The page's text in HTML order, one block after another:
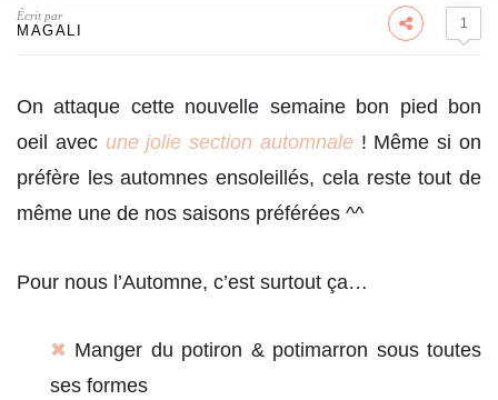
Écrit par
MAGALI 1
On attaque cette nouvelle semaine bon pied bon
oeil avec une jolie section automnale ! Même si on
préfère les automnes ensoleillés, cela reste tout de
même une de nos saisons préférées ^^
Pour nous l’Automne, c’est surtout ça…
✖ Manger du potiron & potimarron sous toutes
ses formes